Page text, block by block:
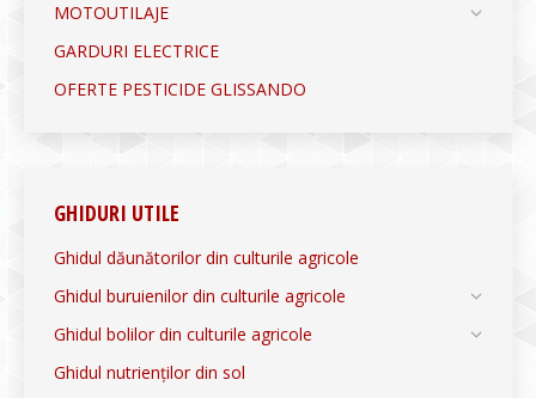
MOTOUTILAJE
GARDURI ELECTRICE
OFERTE PESTICIDE GLISSANDO
GHIDURI UTILE
Ghidul dăunătorilor din culturile agricole
Ghidul buruienilor din culturile agricole
Ghidul bolilor din culturile agricole
Ghidul nutrienților din sol